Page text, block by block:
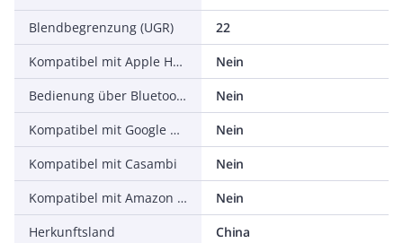
Blendbegrenzung (UGR)
22
Kompatibel mit Apple HomeKit
Nein
Bedienung über Bluetooth
Nein
Kompatibel mit Google Assistant
Nein
Kompatibel mit Casambi
Nein
Kompatibel mit Amazon Alexa
Nein
Herkunftsland
China